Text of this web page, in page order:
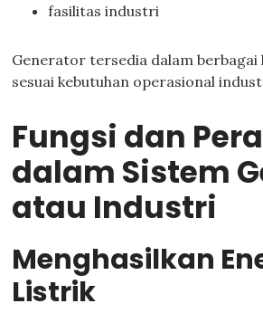
fasilitas industri
Generator tersedia dalam berbagai
sesuai kebutuhan operasional
Fungsi dan
dalam Sistem
atau Industri
Menghasilkan
Listrik